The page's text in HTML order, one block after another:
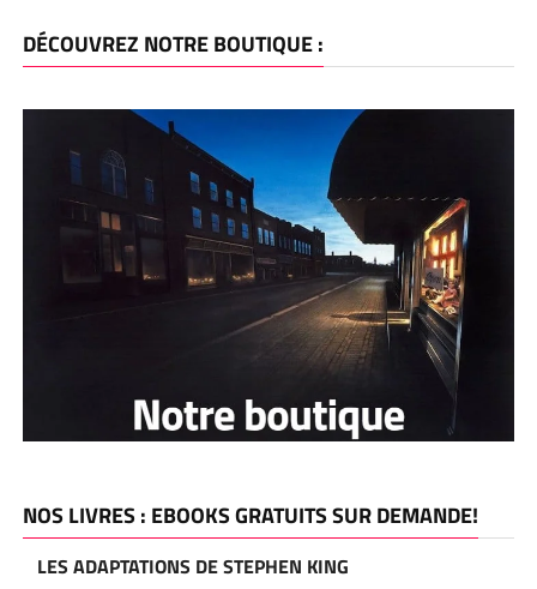
DÉCOUVREZ NOTRE BOUTIQUE :
NOS LIVRES : EBOOKS GRATUITS SUR DEMANDE!
LES ADAPTATIONS DE STEPHEN KING